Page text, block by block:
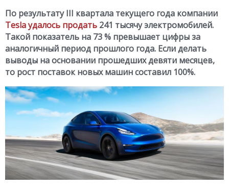
По результату III квартала текущего года компании
Tesla удалось продать 241 тысячу электромобилей.
Такой показатель на 73 % превышает цифры за
аналогичный период прошлого года. Если делать
выводы на основании прошедших девяти месяцев,
то рост поставок новых машин составил 100%.